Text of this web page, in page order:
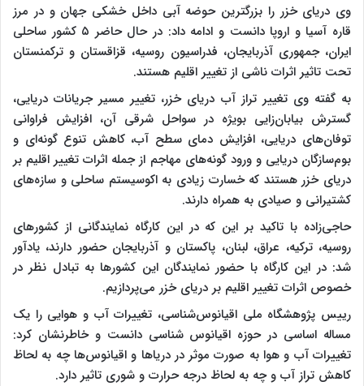
وی دریای خزر را بزرگترین حوضه آبی داخل خشکی جهان و در مرز
قاره آسیا و اروپا دانست و ادامه داد: در حال حاضر ۵ کشور ساحلی
ایران، جمهوری آذربایجان، فدراسیون روسیه، قزاقستان و ترکمنستان
تحت تاثیر اثرات ناشی از تغییر اقلیم هستند.
به گفته وی تغییر تراز آب دریای خزر، تغییر مسیر جریانات دریایی،‌
گسترش بیابان‌زایی بویژه در سواحل شرقی آن، افزایش فراوانی
توفان‌های دریایی، افزایش دمای سطح آب، کاهش تنوع گونه‌ای و
بوم‌سازگان دریایی و ورود گونه‌های مهاجم از جمله اثرات تغییر اقلیم بر
دریای خزر هستند که خسارت زیادی به اکوسیستم ساحلی و سازه‌های
کشتیرانی و صیادی به همراه دارند.
حاجی‌زاده با تاکید بر این که در این کارگاه نمایندگانی از کشورهای
روسیه، ترکیه، عراق، لبنان، پاکستان و آذربایجان حضور دارند، یادآور
شد: در این کارگاه با حضور نمایندگان این کشورها به تبادل نظر در
خصوص اثرات تغییر اقلیم بر دریای خزر می‌پردازیم.
رییس پژوهشگاه ملی اقیانوس‌شناسی، تغییرات آب و هوایی را یک
مساله اساسی در حوزه اقیانوس شناسی دانست و خاطرنشان کرد:
تغییرات آب و هوا به صورت موثر در دریاها و اقیانوس‌ها چه به لحاظ
کاهش تراز آب و چه به لحاظ درجه حرارت و شوری تاثیر دارد.